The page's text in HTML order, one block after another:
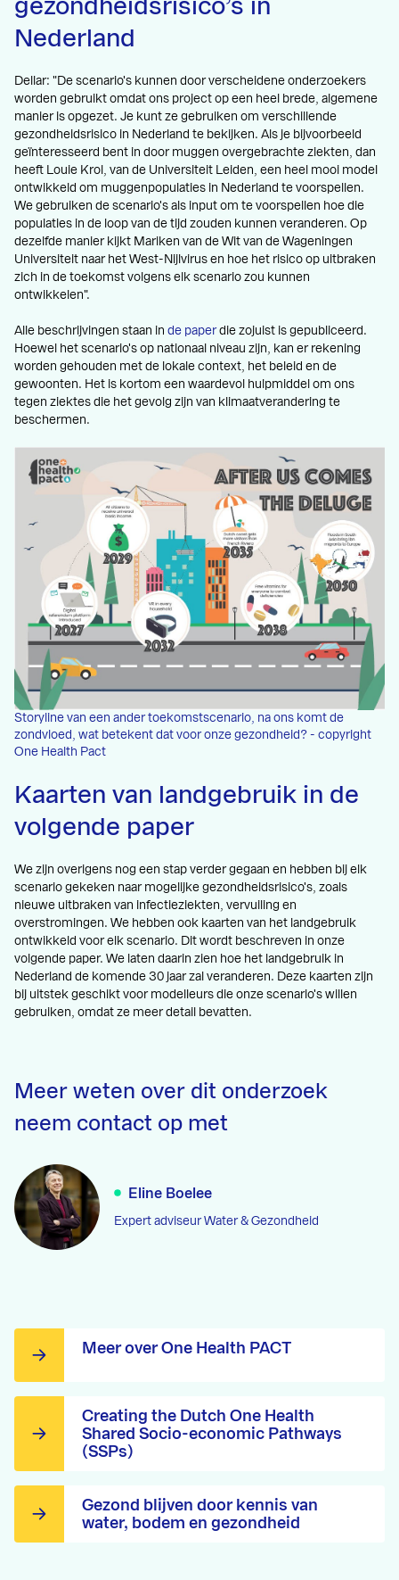
gezondheidsrisico’s in
Nederland
Dellar: "De scenario's kunnen door verscheidene onderzoekers
worden gebruikt omdat ons project op een heel brede, algemene
manier is opgezet. Je kunt ze gebruiken om verschillende
gezondheidsrisico in Nederland te bekijken. Als je bijvoorbeeld
geïnteresseerd bent in door muggen overgebrachte ziekten, dan
heeft Louie Krol, van de Universiteit Leiden, een heel mooi model
ontwikkeld om muggenpopulaties in Nederland te voorspellen.
We gebruiken de scenario's als input om te voorspellen hoe die
populaties in de loop van de tijd zouden kunnen veranderen. Op
dezelfde manier kijkt Mariken van de Wit van de Wageningen
Universiteit naar het West-Nijlvirus en hoe het risico op uitbraken
zich in de toekomst volgens elk scenario zou kunnen
ontwikkelen".
Alle beschrijvingen staan in de paperdie zojuist is gepubliceerd.
Hoewel het scenario's op nationaal niveau zijn, kan er rekening
worden gehouden met de lokale context, het beleid en de
gewoonten. Het is kortom een waardevol hulpmiddel om ons
tegen ziektes die het gevolg zijn van klimaatverandering te
beschermen.
Storyline van een ander toekomstscenario, na ons komt de
zondvloed, wat betekent dat voor onze gezondheid? - copyright
One Health Pact
Kaarten van landgebruik in de
volgende paper
We zijn overigens nog een stap verder gegaan en hebben bij elk
scenario gekeken naar mogelijke gezondheidsrisico's, zoals
nieuwe uitbraken van infectieziekten, vervuiling en
overstromingen. We hebben ook kaarten van het landgebruik
ontwikkeld voor elk scenario. Dit wordt beschreven in onze
volgende paper. We laten daarin zien hoe het landgebruik in
Nederland de komende 30 jaar zal veranderen. Deze kaarten zijn
bij uitstek geschikt voor modelleurs die onze scenario's willen
gebruiken, omdat ze meer detail bevatten.
Meer weten over dit onderzoek
neem contact op met
Eline Boelee
Expert adviseur Water & Gezondheid
Meer over One Health PACT
Creating the Dutch One Health
Shared Socio-economic Pathways
(SSPs)
Gezond blijven door kennis van
water, bodem en gezondheid